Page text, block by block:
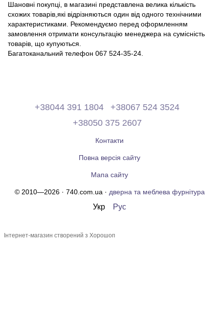
Шановні покупці, в магазині представлена ​​велика кількість
схожих товарів,які відрізняються один від одного технічними
характеристиками. Рекомендуємо перед оформленням
замовлення отримати консультацію менеджера на сумісність
товарів, що купуються.
Багатоканальний телефон 067 524-35-24.
+38044 391 1804
+38067 524 3524
+38050 375 2607
Контакти
Повна версія сайту
Мапа сайту
© 2010—2026 · 740.com.ua · дверна та меблева фурнітура
Укр Рус
Інтернет-магазин створений з Хорошоп